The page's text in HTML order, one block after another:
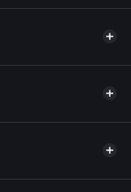
al prezzo
l’Aggregatore di